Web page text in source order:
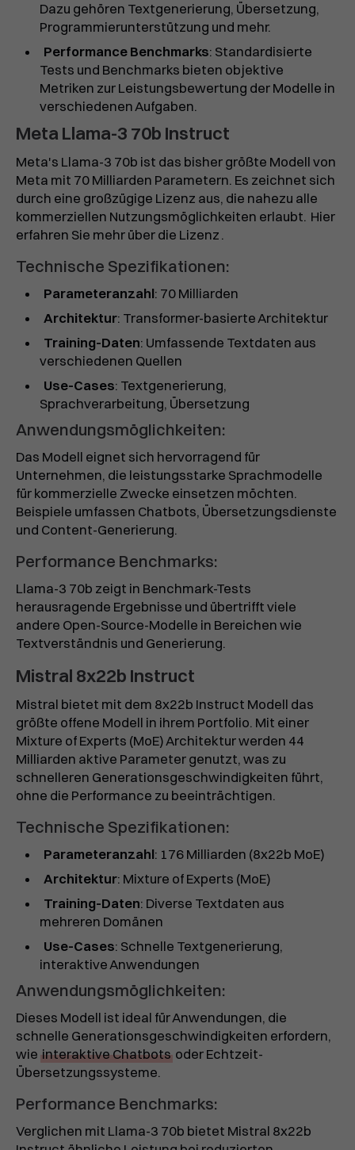
Dazu gehören Textgenerierung, Übersetzung,
Programmierunterstützung und mehr.
Performance Benchmarks: Standardisierte
Tests und Benchmarks bieten objektive
Metriken zur Leistungsbewertung der Modelle in
verschiedenen Aufgaben.
Meta Llama-3 70b Instruct
Meta's Llama-3 70b ist das bisher größte Modell von
Meta mit 70 Milliarden Parametern. Es zeichnet sich
durch eine großzügige Lizenz aus, die nahezu alle
kommerziellen Nutzungsmöglichkeiten erlaubt. Hier
erfahren Sie mehr über die Lizenz .
Technische Spezifikationen:
Parameteranzahl: 70 Milliarden
Architektur: Transformer-basierte Architektur
Training-Daten: Umfassende Textdaten aus
verschiedenen Quellen
Use-Cases: Textgenerierung,
Sprachverarbeitung, Übersetzung
Anwendungsmöglichkeiten:
Das Modell eignet sich hervorragend für
Unternehmen, die leistungsstarke Sprachmodelle
für kommerzielle Zwecke einsetzen möchten.
Beispiele umfassen Chatbots, Übersetzungsdienste
und Content-Generierung.
Performance Benchmarks:
Llama-3 70b zeigt in Benchmark-Tests
herausragende Ergebnisse und übertrifft viele
andere Open-Source-Modelle in Bereichen wie
Textverständnis und Generierung.
Mistral 8x22b Instruct
Mistral bietet mit dem 8x22b Instruct Modell das
größte offene Modell in ihrem Portfolio. Mit einer
Mixture of Experts (MoE) Architektur werden 44
Milliarden aktive Parameter genutzt, was zu
schnelleren Generationsgeschwindigkeiten führt,
ohne die Performance zu beeinträchtigen.
Technische Spezifikationen:
Parameteranzahl: 176 Milliarden (8x22b MoE)
Architektur: Mixture of Experts (MoE)
Training-Daten: Diverse Textdaten aus
mehreren Domänen
Use-Cases: Schnelle Textgenerierung,
interaktive Anwendungen
Anwendungsmöglichkeiten:
Dieses Modell ist ideal für Anwendungen, die
schnelle Generationsgeschwindigkeiten erfordern,
wie interaktive Chatbots oder Echtzeit-
Übersetzungssysteme.
Performance Benchmarks:
Verglichen mit Llama-3 70b bietet Mistral 8x22b